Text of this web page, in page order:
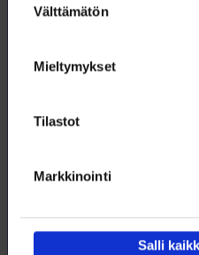
valinta
Välttämätön
Mieltymykset
Tilastot
Markkinointi
Salli
henri.forssten@loimu.fi